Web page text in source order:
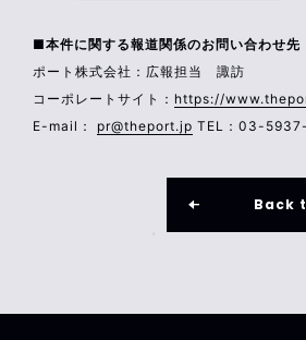
■本件に関する報道関係のお問い合わせ先
ポート株式会社：広報担当 諏訪
コーポレートサイト： https://
E-mail： pr@theport.jp TEL：03-
Back